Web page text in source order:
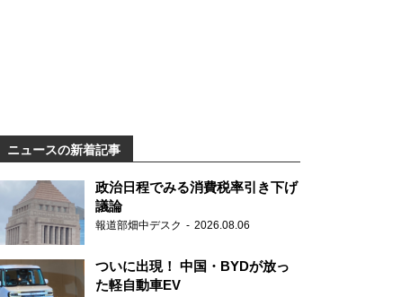
ニュースの新着記事
政治日程でみる消費税率引き下げ
議論
報道部畑中デスク 2026.08.06
ついに出現！ 中国・BYDが放っ
た軽自動車EV